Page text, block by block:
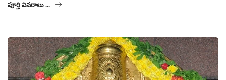
పూర్తి వివరాలు ...